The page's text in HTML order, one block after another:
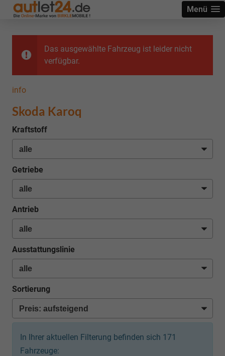
Menü
Das ausgewählte Fahrzeug ist leider nicht
verfügbar.
info
Skoda Karoq
Kraftstoff
Getriebe
Antrieb
Ausstattungslinie
Sortierung
In Ihrer aktuellen Filterung befinden sich 171
Fahrzeuge: